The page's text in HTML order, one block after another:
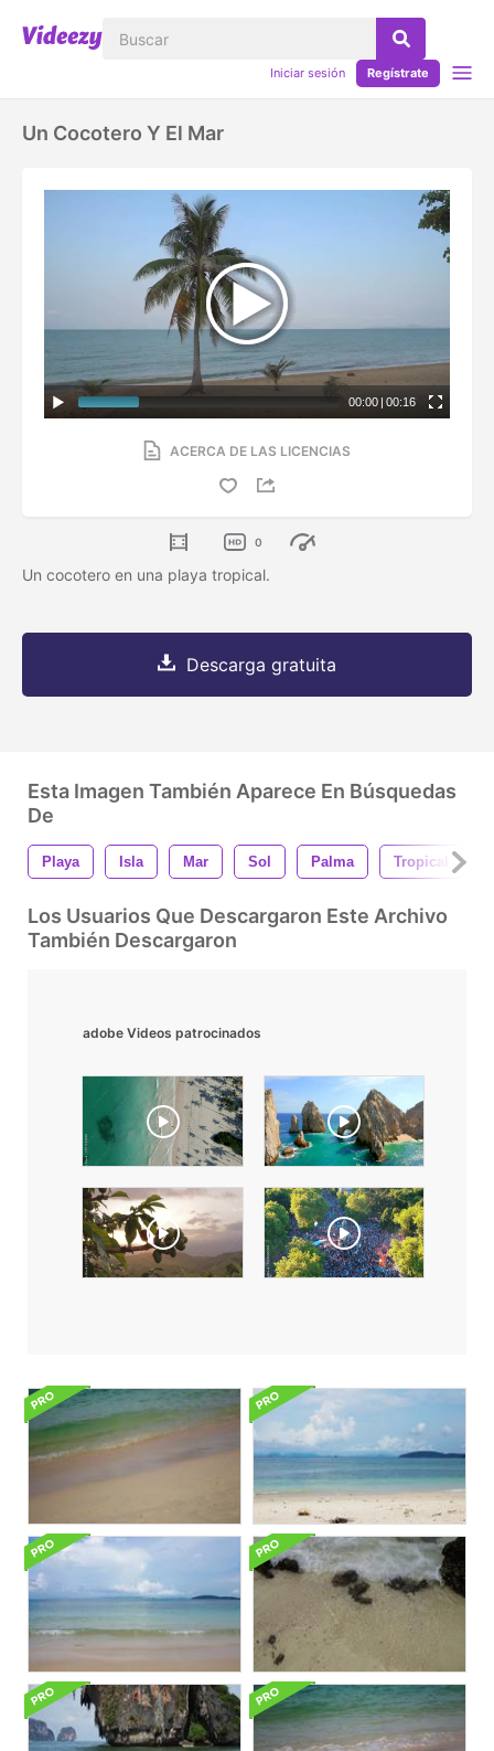
Iniciar sesión Regístrate
Un Cocotero Y El Mar
00:00 | 00:16
ACERCA DE LAS LICENCIAS
0
Un cocotero en una playa tropical.
Descarga gratuita
Esta Imagen También Aparece En Búsquedas
De
Playa Isla Mar Sol Palma Tropical
Los Usuarios Que Descargaron Este Archivo
También Descargaron
adobe Videos patrocinados